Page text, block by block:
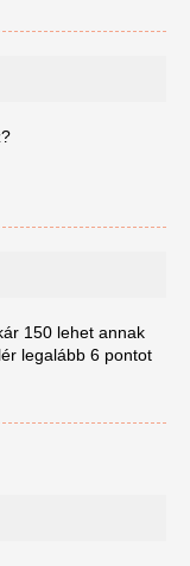
150 lehet annak
legalább 6 pontot